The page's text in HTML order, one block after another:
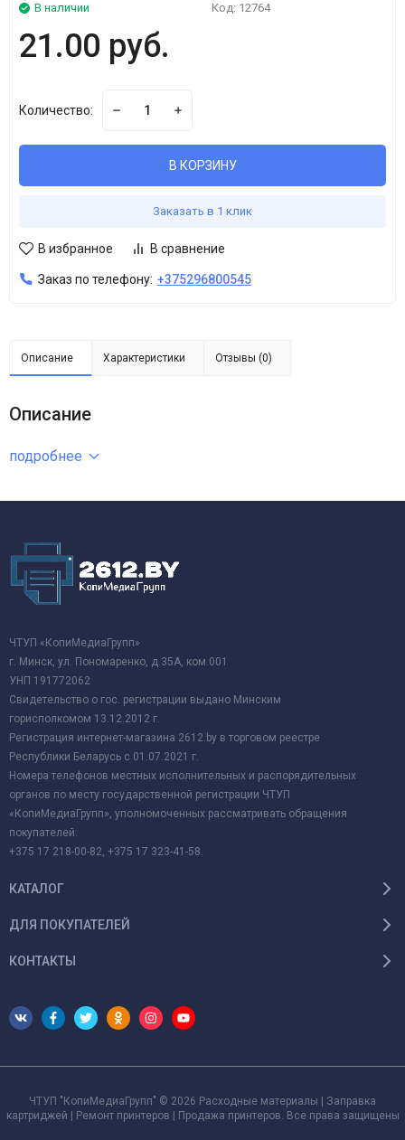
В наличии Код: 12764
21.00 руб.
Количество:
В КОРЗИНУ
Заказать в 1 клик
В избранное В сравнение
Заказ по телефону: +375296800545
Описание Характеристики Отзывы (0)
Описание
подробнее
ЧТУП «КопиМедиаГрупп»
г. Минск, ул. Пономаренко, д.35А, ком.001
УНП 191772062
Свидетельство о гос. регистрации выдано Минским
горисполкомом 13.12.2012 г.
Регистрация интернет-магазина 2612.by в торговом реестре
Республики Беларусь с 01.07.2021 г.
Номера телефонов местных исполнительных и распорядительных
органов по месту государственной регистрации ЧТУП
«КопиМедиаГрупп», уполномоченных рассматривать обращения
покупателей:
+375 17 218-00-82, +375 17 323-41-58.
КАТАЛОГ
ДЛЯ ПОКУПАТЕЛЕЙ
КОНТАКТЫ
ЧТУП "КопиМедиаГрупп" © 2026 Расходные материалы | Заправка
картриджей | Ремонт принтеров | Продажа принтеров. Все права защищены